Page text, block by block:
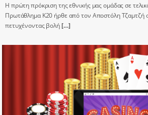
Η πρώτη πρόκριση της εθνικής μας ομάδας σε
Πρωτάθλημα Κ20 ήρθε από τον Αποστόλη Τζαμτζή
πετυχένοντας βολή[…]